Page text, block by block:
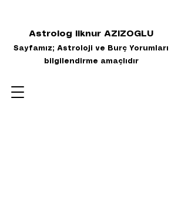
Astrolog Ilknur AZIZOGLU
Sayfamız; Astroloji ve Burç Yorumları
bilgilendirme amaçlıdır